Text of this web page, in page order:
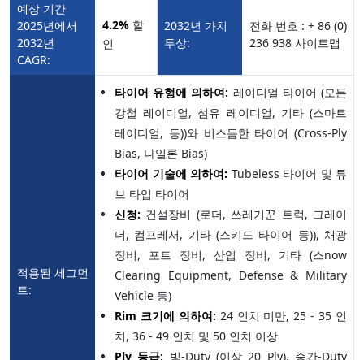
예상 기간
2025년에서
2032년
CAGR:
4.2% 할
인
2032년 가치
투상:
전화 번호 : + 86 (0)
236 938 사이트맵
적용된 세그먼
트:
타이어 유형에 의하여: 레이디얼 타이어 (모든
강철 레이디얼, 섬유 레이디얼, 기타 (스마트
레이디얼, 등))와 비스듬한 타이어 (Cross-Ply
Bias, 나일론 Bias)
타이어 기술에 의하여: Tubeless 타이어 및 튜
브 타입 타이어
신청: 건설장비 (로더, 쓰레기꾼 트럭, 그레이
더, 컴프레서, 기타 (스키드 타이어 등)), 채광
장비, 포트 장비, 산업 장비, 기타 (스now
Clearing Equipment, Defense & Military
Vehicle 등)
Rim 크기에 의하여: 24 인치 미만, 25 - 35 인
치, 36 - 49 인치 및 50 인치 이상
Ply 등급: 빛-Duty (이상 20 Ply), 중간-Duty